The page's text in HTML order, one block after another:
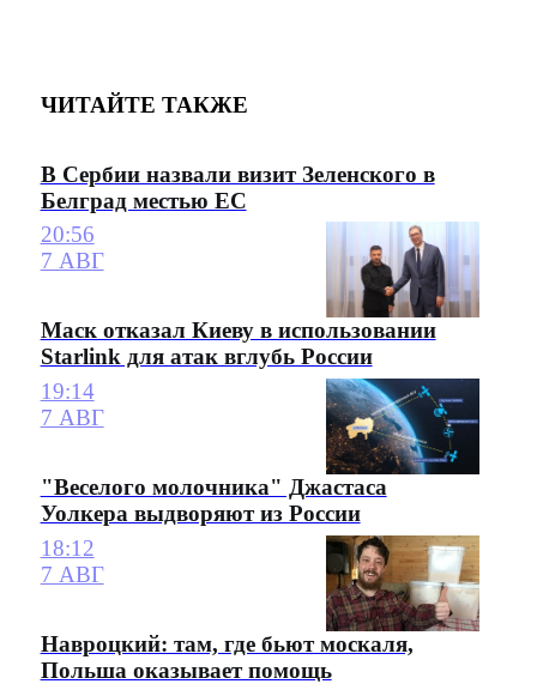
ЧИТАЙТЕ ТАКЖЕ
В Сербии назвали визит Зеленского в
Белград местью ЕС
20:56
7 АВГ
Маск отказал Киеву в использовании
Starlink для атак вглубь России
19:14
7 АВГ
"Веселого молочника" Джастаса
Уолкера выдворяют из России
18:12
7 АВГ
Навроцкий: там, где бьют москаля,
Польша оказывает помощь